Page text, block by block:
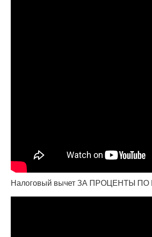
Налоговый вычет ЗА ПРОЦЕНТЫ